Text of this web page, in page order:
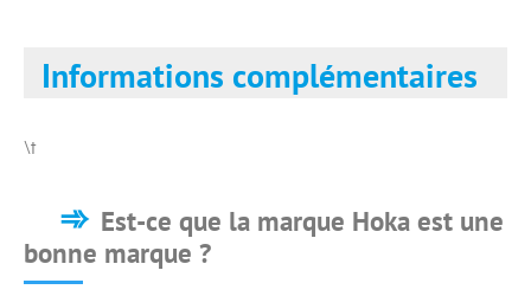
Informations complémentaires
\t
Est-ce que la marque Hoka est une
bonne marque ?